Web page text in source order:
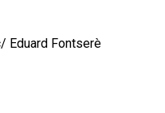
Eduard Fontserè